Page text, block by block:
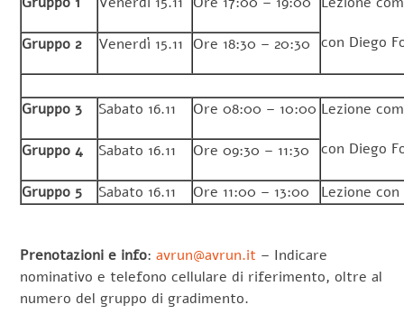
con Diego
Gruppo 2 Venerdì 15.11 Ore 18:30 – 20:30
Gruppo 3 Sabato 16.11 Ore 08:00 – 10:00 Lezione
con Diego
Gruppo 4 Sabato 16.11 Ore 09:30 – 11:30
Gruppo 5 Sabato 16.11 Ore 11:00 – 13:00 Lezione
Prenotazioni e info:avrun@avrun.it – Indicare
nominativo e telefono cellulare di riferimento, oltre al
numero del gruppo di gradimento.